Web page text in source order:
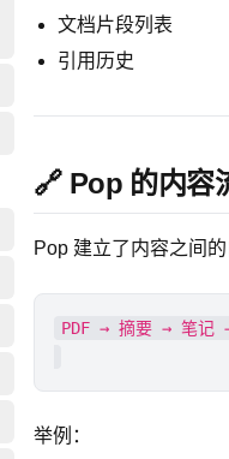
文档片段列表
引用历史
🔗 Pop 的内容
Pop 建立了内容之间的
举例：